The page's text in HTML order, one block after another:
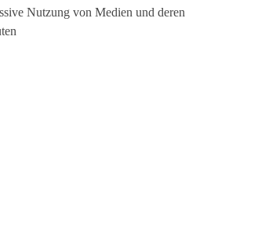
Nutzung von Medien und deren